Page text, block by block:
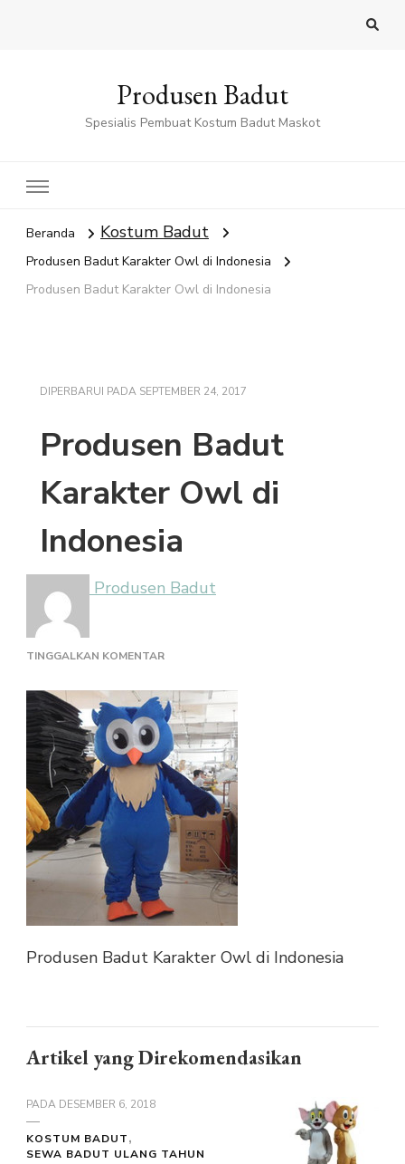
Produsen Badut
Spesialis Pembuat Kostum Badut Maskot
Beranda Kostum Badut
Produsen Badut Karakter Owl di Indonesia
Produsen Badut Karakter Owl di Indonesia
DIPERBARUI PADA SEPTEMBER 24, 2017
Produsen Badut
Karakter Owl di
Indonesia
Produsen Badut
TINGGALKAN KOMENTARPADA
BADUT
KARAKTER
OWL
DI
INDONESIA
Produsen Badut Karakter Owl di Indonesia
Artikel yang Direkomendasikan
PADA DESEMBER 6, 2018
KOSTUM BADUT
SEWA BADUT ULANG TAHUN